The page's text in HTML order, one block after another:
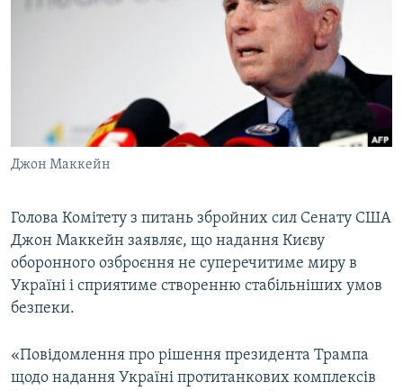
СПЕЦПРОЕКТИ
СВІДЧЕННЯ ОКУПАЦІЇ
УКРАЇНСЬКА ПРОБЛЕМА КРИМУ
ІНФОГРАФІКА
Qırımtatar
ДОЛУЧАЙСЯ!
Усі сайти RFE/RL
Джон Маккейн
Голова Комітету з питань збройних сил Сенату США
Джон Маккейн заявляє, що надання Києву
оборонного озброєння не суперечитиме миру в
Україні і сприятиме створенню стабільніших умов
безпеки.
«Повідомлення про рішення президента Трампа
щодо надання Україні протитанкових комплексів